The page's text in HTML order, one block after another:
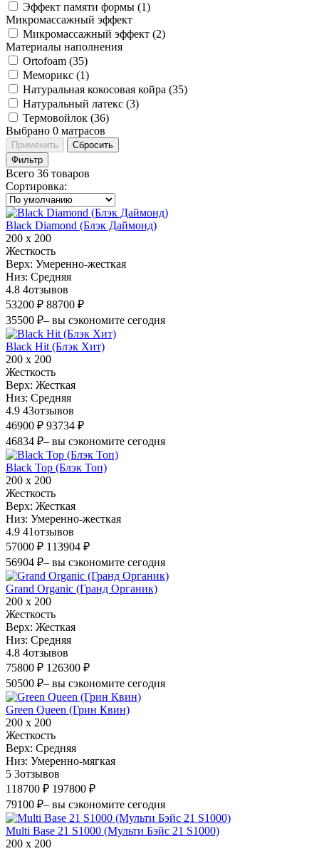
Эффект памяти формы (1)
Микромассажный эффект
Микромассажный эффект (2)
Материалы наполнения
Ortofoam (35)
Меморикс (1)
Натуральная кокосовая койра (35)
Натуральный латекс (3)
Термовойлок (36)
Выбрано 0 матрасов
Применить
Сбросить
Фильтр
Всего 36 товаров
Сортировка:
Black Diamond (Блэк Даймонд)
200 х 200
Жесткость
Верх: Умеренно-жесткая
Низ: Средняя
4.8 4отзывов
53200 ₽ 88700 ₽
35500 ₽– вы сэкономите сегодня
Black Hit (Блэк Хит)
200 х 200
Жесткость
Верх: Жесткая
Низ: Средняя
4.9 43отзывов
46900 ₽ 93734 ₽
46834 ₽– вы сэкономите сегодня
Black Top (Блэк Топ)
200 х 200
Жесткость
Верх: Жесткая
Низ: Умеренно-жесткая
4.9 41отзывов
57000 ₽ 113904 ₽
56904 ₽– вы сэкономите сегодня
Grand Organic (Гранд Органик)
200 х 200
Жесткость
Верх: Жесткая
Низ: Средняя
4.8 4отзывов
75800 ₽ 126300 ₽
50500 ₽– вы сэкономите сегодня
Green Queen (Грин Квин)
200 х 200
Жесткость
Верх: Средняя
Низ: Умеренно-мягкая
5 3отзывов
118700 ₽ 197800 ₽
79100 ₽– вы сэкономите сегодня
Multi Base 21 S1000 (Мульти Бэйс 21 S1000)
200 х 200